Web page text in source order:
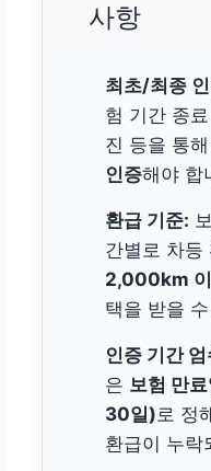
사항
최초/최종
험 기간 종
진 등을 통
인증해야 합
환급 기준:
간별로 차등
2,000km 이
택을 받을
인증 기간 엄
은 보험 만
30일)로 정
환급이 누락